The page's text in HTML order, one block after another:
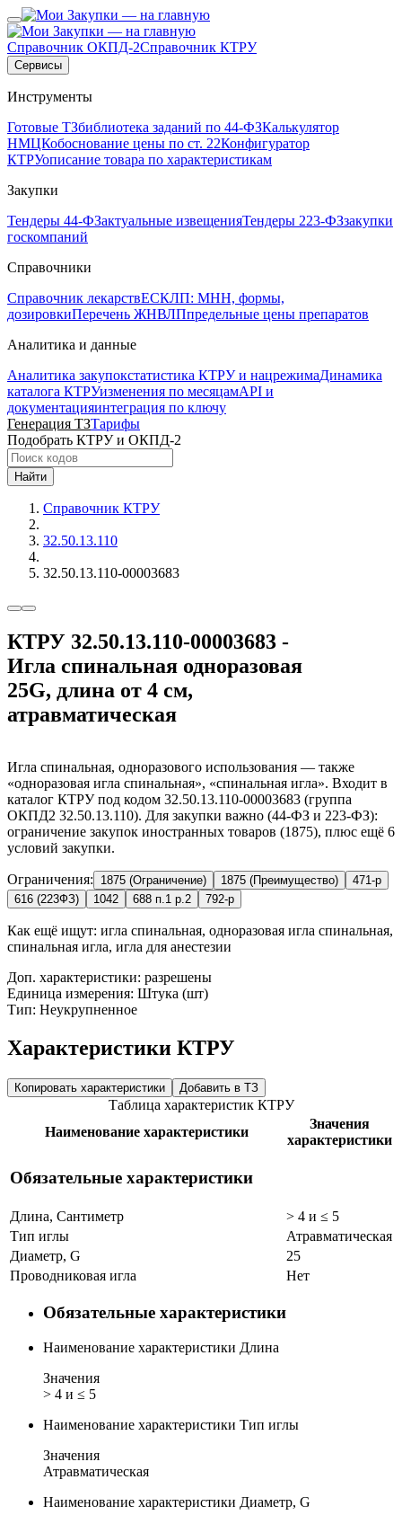
Справочник ОКПД-2Справочник КТРУ
Сервисы
Инструменты
Готовые ТЗбиблиотека заданий по 44-ФЗКалькулятор
НМЦКобоснование цены по ст. 22Конфигуратор
КТРУописание товара по характеристикам
Закупки
Тендеры 44-ФЗактуальные извещенияТендеры 223-ФЗзакупки
госкомпаний
Справочники
Справочник лекарствЕСКЛП: МНН, формы,
дозировкиПеречень ЖНВЛПпредельные цены препаратов
Аналитика и данные
Аналитика закупокстатистика КТРУ и нацрежимаДинамика
каталога КТРУизменения по месяцамAPI и
документацияинтеграция по ключу
Генерация ТЗТарифы
Подобрать КТРУ и ОКПД-2
Найти
Справочник КТРУ
32.50.13.110
32.50.13.110-00003683
КТРУ 32.50.13.110-00003683 -
Игла спинальная одноразовая
25G, длина от 4 см,
атравматическая
Игла спинальная, одноразового использования — также
«одноразовая игла спинальная», «спинальная игла». Входит в
каталог КТРУ под кодом 32.50.13.110-00003683 (группа
ОКПД2 32.50.13.110). Для закупки важно (44-ФЗ и 223-ФЗ):
ограничение закупок иностранных товаров (1875), плюс ещё 6
условий закупки.
Ограничения: 1875 (Ограничение) 1875 (Преимущество)
471-р
616 (223ФЗ)
1042 688 п.1 р.2 792-р
Как ещё ищут: игла спинальная, одноразовая игла спинальная,
спинальная игла, игла для анестезии
Доп. характеристики: разрешены
Единица измерения: Штука (шт)
Тип: Неукрупненное
Характеристики КТРУ
Копировать характеристики Добавить в ТЗ
Таблица характеристик КТРУ
Наименование характеристики
Значения
характеристики
Обязательные характеристики
Длина, Сантиметр
> 4 и ≤ 5
Тип иглы
Атравматическая
Диаметр, G
25
Проводниковая игла
Нет
Обязательные характеристики
Наименование характеристики Длина
Значения
> 4 и ≤ 5
Наименование характеристики Тип иглы
Значения
Атравматическая
Наименование характеристики Диаметр, G